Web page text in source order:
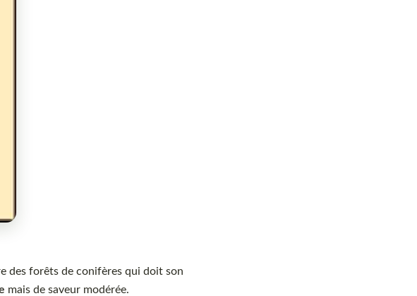
des forêts de conifères qui doit son
mais de saveur modérée.